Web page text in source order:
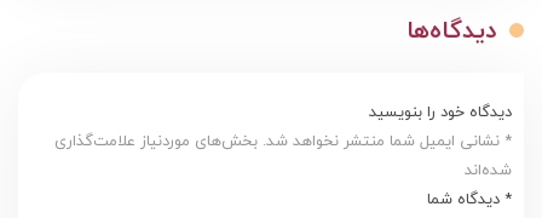
دیدگاه‌ها
دیدگاه خود را بنویسید
* نشانی ایمیل شما منتشر نخواهد شد. بخش‌های موردنیاز علامت‌گذاری
شده‌اند
* دیدگاه شما